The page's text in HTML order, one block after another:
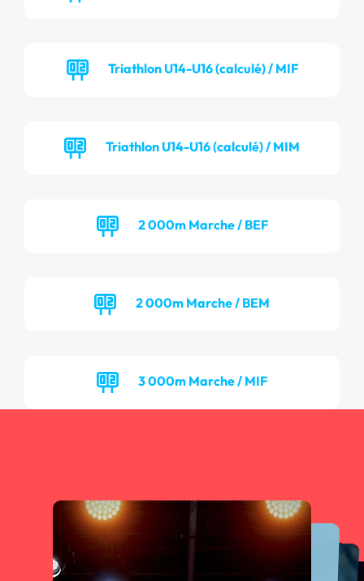
Triathlon U14-U16 (calculé) / MIF
Triathlon U14-U16 (calculé) / MIM
2 000m Marche / BEF
2 000m Marche / BEM
3 000m Marche / MIF